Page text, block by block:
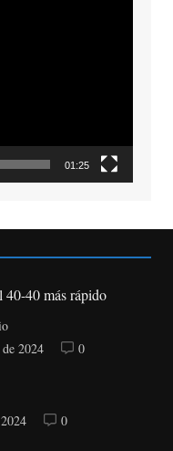
01:25
40-40 más rápido
2024
0
0